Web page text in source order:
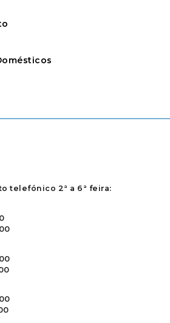
telefónico 2ª a 6ª feira: